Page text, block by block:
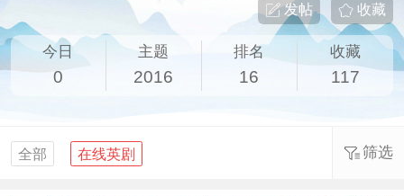
收藏
发帖
今日
0
主题
2016
排名
16
收藏
117
全部 在线英剧 筛选